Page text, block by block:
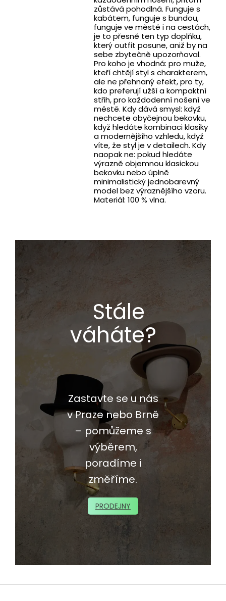
zůstává pohodlná. Funguje s
kabátem, funguje s bundou,
funguje ve městě i na cestách,
je to přesně ten typ doplňku,
který outfit posune, aniž by na
sebe zbytečně upozorňoval.
Pro koho je vhodná: pro muže,
kteří chtějí styl s charakterem,
ale ne přehnaný efekt, pro ty,
kdo preferují užší a kompaktní
střih, pro každodenní nošení ve
městě. Kdy dává smysl: když
nechcete obyčejnou bekovku,
když hledáte kombinaci klasiky
a modernějšího vzhledu, když
víte, že styl je v detailech. Kdy
naopak ne: pokud hledáte
výrazně objemnou klasickou
bekovku nebo úplně
minimalistický jednobarevný
model bez výraznějšího vzoru.
Materiál: 100 % vlna.
Stále
váháte?
Zastavte se u nás
v Praze nebo Brně
– pomůžeme s
výběrem,
poradíme i
změříme.
PRODEJNY
Z